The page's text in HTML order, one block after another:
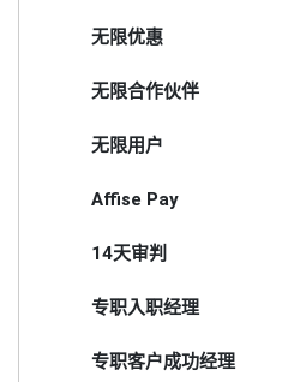
无限优惠
无限合作伙伴
无限用户
Affise Pay
14天审判
专职入职经理
专职客户成功经理